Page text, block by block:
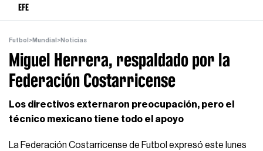
EFE
Futbol >Mundial >Noticias
Miguel Herrera, respaldado por la
Federación Costarricense
Los directivos externaron preocupación, pero el
técnico mexicano tiene todo el apoyo
La Federación Costarricense de Futbol expresó este lunes